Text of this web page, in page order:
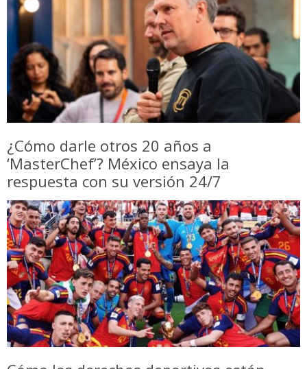
¿Cómo darle otros 20 años a
‘MasterChef’? México ensaya la
respuesta con su versión 24/7